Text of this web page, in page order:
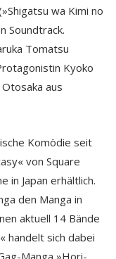
wa Kimi no
Soundtrack.
Tomatsu
Kyoko
aus
Komödie seit
von Square
in Japan erhältlich.
den Manga in
aktuell 14 Bände
handelt sich dabei
Manga »Hori-